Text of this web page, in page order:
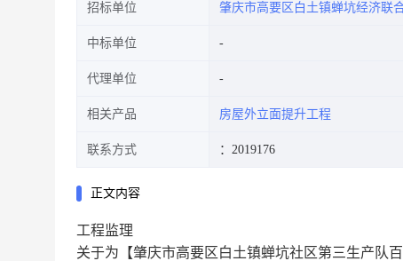
招标单位 肇庆市高要区白土镇蝉坑经济联
中标单位
代理单位
相关产品 房屋外立面提升工程
联系方式 ：2019176
正文内容
工程监理
关于为【肇庆市高要区白土镇蝉坑社区第三生产队